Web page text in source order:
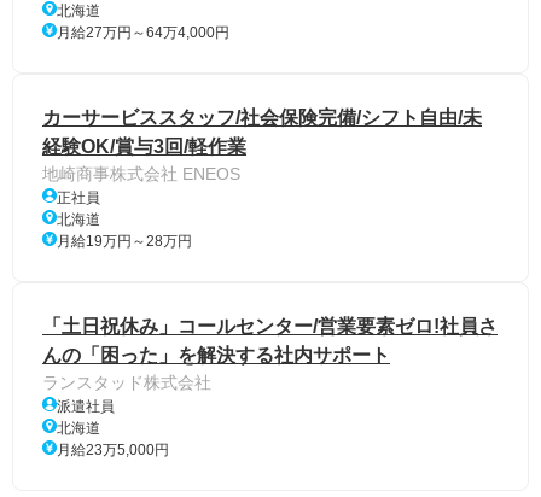
北海道
月給27万円～64万4,000円
カーサービススタッフ/社会保険完備/シフト自由/未
経験OK/賞与3回/軽作業
地崎商事株式会社 ENEOS
正社員
北海道
月給19万円～28万円
「土日祝休み」コールセンター/営業要素ゼロ!社員さ
んの「困った」を解決する社内サポート
ランスタッド株式会社
派遣社員
北海道
月給23万5,000円